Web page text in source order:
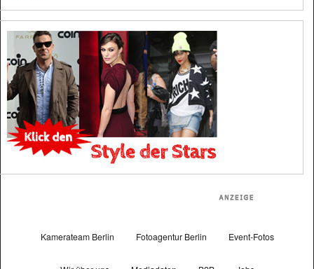
Kamerateam Berlin Fotoagentur Berlin Event-Fotos